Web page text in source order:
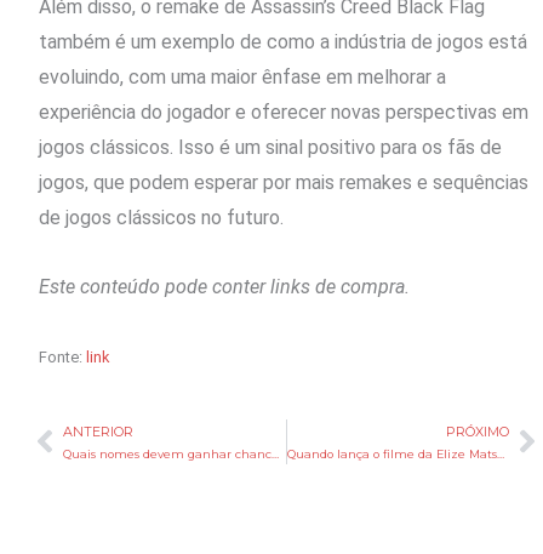
Além disso, o remake de Assassin’s Creed Black Flag
também é um exemplo de como a indústria de jogos está
evoluindo, com uma maior ênfase em melhorar a
experiência do jogador e oferecer novas perspectivas em
jogos clássicos. Isso é um sinal positivo para os fãs de
jogos, que podem esperar por mais remakes e sequências
de jogos clássicos no futuro.
Este conteúdo pode conter links de compra.
Fonte: link
Anterior
ANTERIOR PRÓXIMO
Quando lança o filme da Elize Matsunaga na Netflix? Veja tudo que sabemos